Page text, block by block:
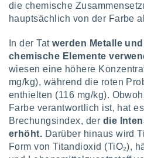
oder
auf
zur
die chemische
hauptsächlich von der Farbe
In der Tatwerden Metalle
chemische Elemente
wiesen eine höhere
mg/kg), während die roten
enthielten (116 mg/kg). Obwohl
Farbe verantwortlich ist, hat
Brechungsindex, der die
erhöht. Darüber hinaus wird
Form von Titandioxid (TiO₂),